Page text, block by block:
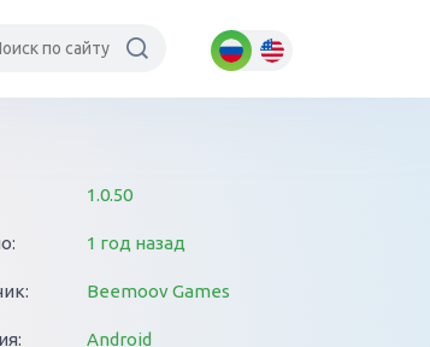
1.0.50
1 год назад
Beemoov Games
Android